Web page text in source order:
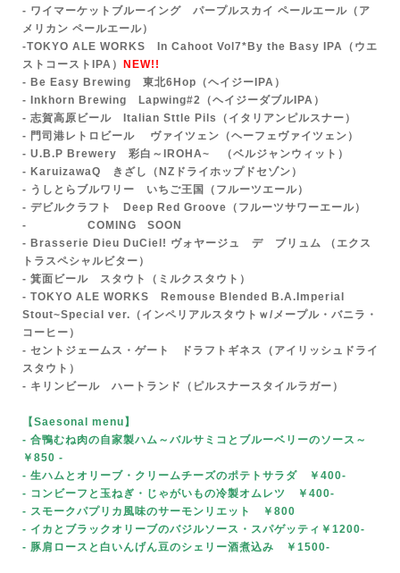
- ワイマーケットブルーイング パープルスカイ ペールエール（ア
メリカン ペールエール）
-TOKYO ALE WORKS In Cahoot Vol7*By the Basy IPA（ウエ
ストコーストIPA）
NEW!!
- Be Easy Brewing 東北6Hop（ヘイジーIPA）
- Inkhorn Brewing Lapwing#2（ヘイジーダブルIPA）
- 志賀高原ビール Italian Sttle Pils（イタリアンピルスナー）
- 門司港レトロビール ヴァイツェン（ヘーフェヴァイツェン）
- U.B.P Brewery 彩白～IROHA~ （ベルジャンウィット）
- KaruizawaQ きざし（NZドライホップドセゾン）
- うしとらブルワリー いちご王国（フルーツエール）
- デビルクラフト Deep Red Groove（フルーツサワーエール）
- COMING SOON
- Brasserie Dieu DuCiel! ヴォヤージュ デ ブリュム （エクス
トラスペシャルビター）
- 箕面ビール スタウト（ミルクスタウト）
- TOKYO ALE WORKS Remouse Blended B.A.Imperial
Stout~Special ver.（インペリアルスタウトｗ/メープル・バニラ・
コーヒー）
- セントジェームス・ゲート ドラフトギネス（アイリッシュドライ
スタウト）
- キリンビール ハートランド（ピルスナースタイルラガー）
【Saesonal menu 】
- 合鴨むね肉の自家製ハム～バルサミコとブルーベリーのソース～
￥850 -
- 生ハムとオリーブ・クリームチーズのポテトサラダ ￥400-
- コンビーフと玉ねぎ・じゃがいもの冷製オムレツ ￥400-
- スモークパプリカ風味のサーモンリエット ￥800
- イカとブラックオリーブのバジルソース・スパゲッティ￥1200-
- 豚肩ロースと白いんげん豆のシェリー酒煮込み ￥1500-